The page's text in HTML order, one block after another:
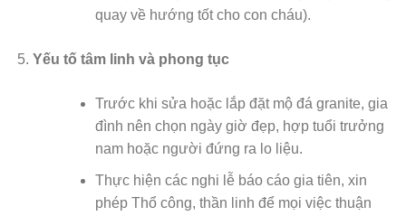
quay về hướng tốt cho con cháu).
Yếu tố tâm linh và phong tục
Trước khi sửa hoặc lắp đặt mộ đá granite, gia
đình nên chọn ngày giờ đẹp, hợp tuổi trưởng
nam hoặc người đứng ra lo liệu.
Thực hiện các nghi lễ báo cáo gia tiên, xin
phép Thổ công, thần linh để mọi việc thuận